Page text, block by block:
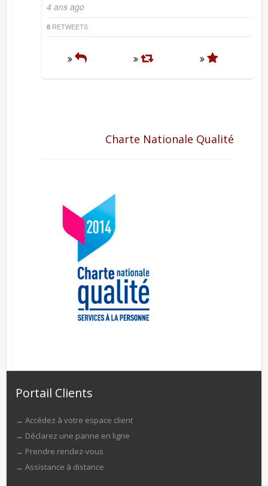
4 ans ago
8 RETWEETS
Charte Nationale Qualité
Portail Clients
→ Accédez à votre espace client
→ Déclarez une panne en ligne
→ Prendre rendez-vous
→ Assistance à distance